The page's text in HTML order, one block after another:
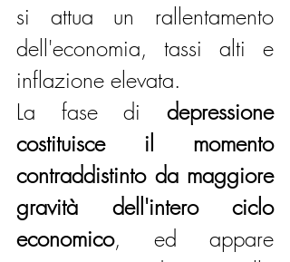
si attua un rallentamento
dell'economia, tassi alti e
inflazione elevata.
La fase di depressione
costituisce il momento
contraddistinto da maggiore
gravità dell'intero ciclo
economico, ed appare